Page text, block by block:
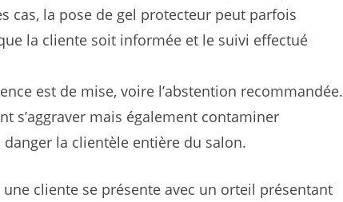
cas, la pose de gel protecteur peut parfois
la cliente soit informée et le suivi effectué
est de mise, voire l’abstention recommandée.
s’aggraver mais également contaminer
la clientèle entière du salon.
cliente se présente avec un orteil présentant